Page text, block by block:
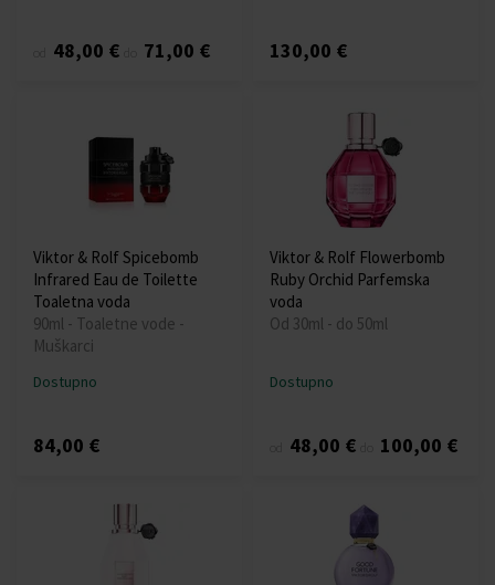
48,00 € 71,00 € 130,00 €
Viktor & Rolf Spicebomb
Infrared Eau de Toilette
Toaletna voda
90ml - Toaletne vode -
Muškarci
Dostupno
84,00 €
Viktor & Rolf Flowerbomb
Ruby Orchid Parfemska
voda
Od 30ml - do 50ml
Dostupno
48,00 € 100,00 €